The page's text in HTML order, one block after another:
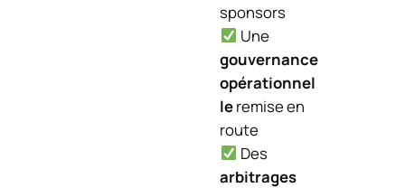
sponsors
Une
gouvernance
opérationnel
leremise en
route
Des
arbitrages